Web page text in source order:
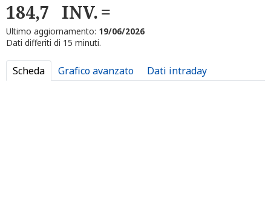
184,7 INV.
Ultimo aggiornamento: 19/06/2026
Dati differiti di 15 minuti.
Scheda Grafico avanzato Dati intraday